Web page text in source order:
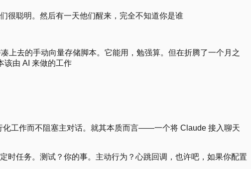
很聪明。然后有一天他们醒来，完全不知道你是谁
去的手动向量存储脚本。它能用，勉强算。但在折腾了一个月之
由 AI 来做的工作
化工作而不阻塞主对话。就其本质而言——一个将 Claude 接入聊天
时任务。测试？你的事。主动行为？心跳回调，也许吧，如果你配置